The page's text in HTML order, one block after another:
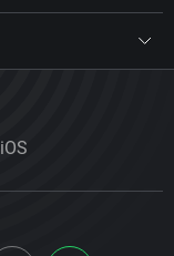
iOS